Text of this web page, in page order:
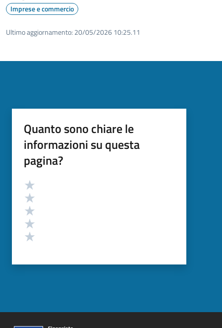
Imprese e commercio
Ultimo aggiornamento: 20/05/2026 10:25.11
Quanto sono chiare le
informazioni su questa
pagina?
Valutazione